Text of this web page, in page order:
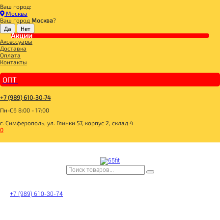
Ваш город:
Москва
Ваш город Москва?
Акции
Аксессуары
Доставка
Оплата
Контакты
ОПТ
+7 (989) 610-30-74
Пн-Сб 8:00 - 17:00
г. Симферополь, ул. Глинки 57, корпус 2, склад 4
0
+7 (989) 610-30-74
Главная
ДЛЯ ЗДОРОВОГО ПИТАНИЯ
НАПИТКИ
ЧАЙ
ЖИТНИЦА ЗДОРОВЬЯ Стевия 40г